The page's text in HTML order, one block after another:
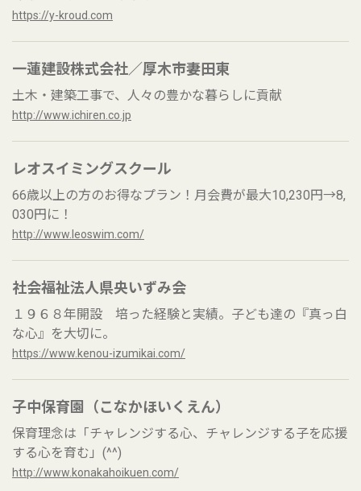
https://y-kroud.com
一蓮建設株式会社／厚木市妻田東
土木・建築工事で、人々の豊かな暮らしに貢献
http://www.ichiren.co.jp
レオスイミングスクール
66歳以上の方のお得なプラン！月会費が最大10,230円→8,
030円に！
http://www.leoswim.com/
社会福祉法人県央いずみ会
１９６８年開設 培った経験と実績。子ども達の『真っ白
な心』を大切に。
https://www.kenou-izumikai.com/
子中保育園（こなかほいくえん）
保育理念は「チャレンジする心、チャレンジする子を応援
する心を育む」(^^)
http://www.konakahoikuen.com/